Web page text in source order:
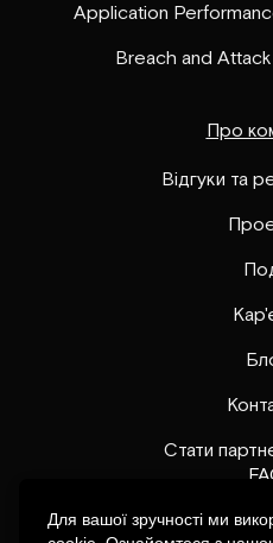
Application
Breach and
Про
Відгуки та
Стати
Для вашої зручності ми